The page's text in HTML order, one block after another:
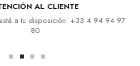
AL CLIENTE
a tu disposición: +33 4 94 94 97